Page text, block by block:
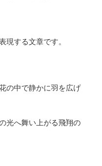
する文章です。
の中で静かに羽を広げ
光へ舞い上がる飛翔の